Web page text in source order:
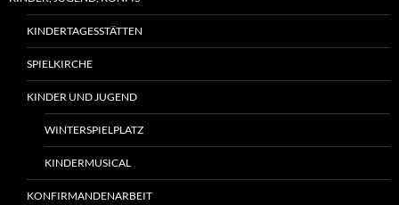
KINDERTAGESSTÄTTEN
SPIELKIRCHE
KINDER UND JUGEND
WINTERSPIELPLATZ
KINDERMUSICAL
KONFIRMANDENARBEIT